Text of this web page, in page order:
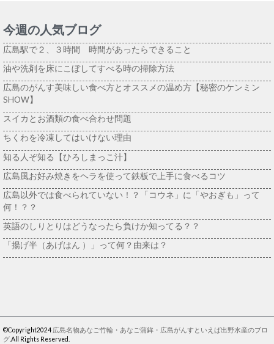
今週の人気ブログ
広島駅で２、３時間 時間があったらできること
油や洗剤を床にこぼしてすべる時の掃除方法
広島のがんす美味しい食べ方とオススメの温め方【秘密のケンミン
SHOW】
スイカとお酒類の食べ合わせ問題
ちくわを冷凍してはいけない理由
知る人ぞ知る【ひろしまっこ汁】
広島風お好み焼きをヘラを使って鉄板で上手に食べるコツ
広島以外では食べられていない！？「コウネ」に「やおぎも」って
何！？？
英語のしりとりはどうなったら負けか知ってる？？
「揚げ半（あげはん ）」って何？由来は？
©Copyright2024 広島名物あなご竹輪・あなご蒲鉾・広島がんすといえば出野水産のブロ
グ.All Rights Reserved.